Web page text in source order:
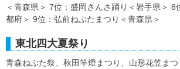
＜青森県＞ 7位：盛岡さんさ踊り＜岩手県＞ 8
都府＞ 9位：弘前ねぷたまつり＜青森県＞
東北四大夏祭り
青森ねぶた祭、秋田竿燈まつり、山形花笠ま